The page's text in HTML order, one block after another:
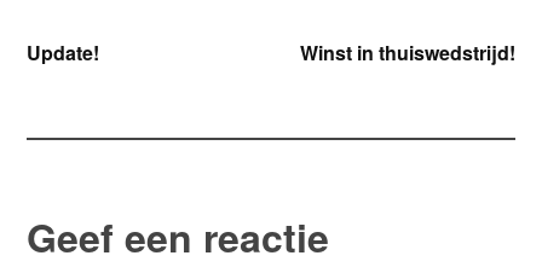
Bericht
Update! Winst in thuiswedstrijd!
Geef een reactie